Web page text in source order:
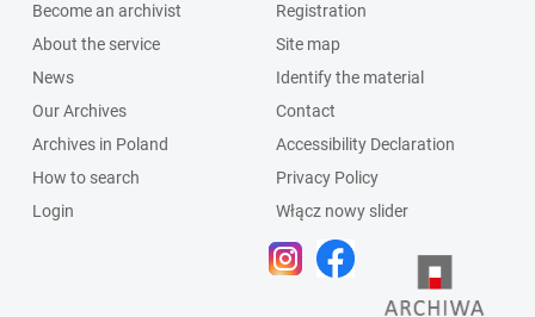
Become an archivist
About the service
News
Our Archives
Archives in Poland
How to search
Login
Registration
Site map
Identify the material
Contact
Accessibility Declaration
Privacy Policy
Włącz nowy slider